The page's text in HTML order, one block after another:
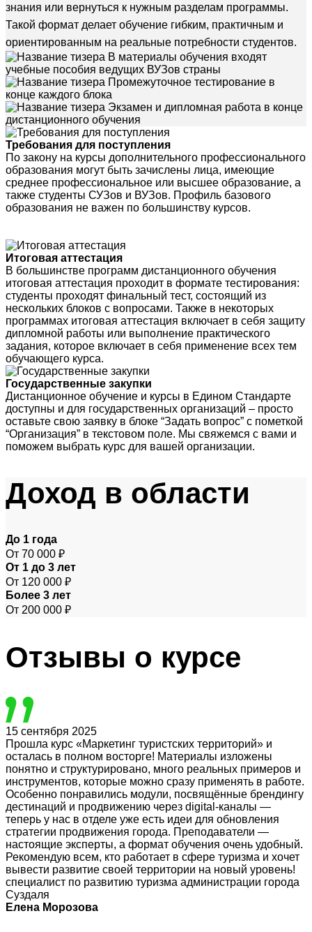
знания или вернуться к нужным разделам программы.
Такой формат делает обучение гибким, практичным и
ориентированным на реальные потребности студентов.
В материалы обучения входят
учебные пособия ведущих ВУЗов страны
Промежуточное тестирование в
конце каждого блока
Экзамен и дипломная работа в конце
дистанционного обучения
Требования для поступления
По закону на курсы дополнительного профессионального
образования могут быть зачислены лица, имеющие
среднее профессиональное или высшее образование, а
также студенты СУЗов и ВУЗов. Профиль базового
образования не важен по большинству курсов.
Итоговая аттестация
В большинстве программ дистанционного обучения
итоговая аттестация проходит в формате тестирования:
студенты проходят финальный тест, состоящий из
нескольких блоков с вопросами. Также в некоторых
программах итоговая аттестация включает в себя защиту
дипломной работы или выполнение практического
задания, которое включает в себя применение всех тем
обучающего курса.
Государственные закупки
Дистанционное обучение и курсы в Едином Стандарте
доступны и для государственных организаций – просто
оставьте свою заявку в блоке “Задать вопрос” с пометкой
“Организация” в текстовом поле. Мы свяжемся с вами и
поможем выбрать курс для вашей организации.
Доход в области
До 1 года
От 70 000 ₽
От 1 до 3 лет
От 120 000 ₽
Более 3 лет
От 200 000 ₽
Отзывы о курсе
15 сентября 2025
Прошла курс «Маркетинг туристских территорий» и
осталась в полном восторге! Материалы изложены
понятно и структурировано, много реальных примеров и
инструментов, которые можно сразу применять в работе.
Особенно понравились модули, посвящённые брендингу
дестинаций и продвижению через digital-каналы —
теперь у нас в отделе уже есть идеи для обновления
стратегии продвижения города. Преподаватели —
настоящие эксперты, а формат обучения очень удобный.
Рекомендую всем, кто работает в сфере туризма и хочет
вывести развитие своей территории на новый уровень!
специалист по развитию туризма администрации города
Суздаля
Елена Морозова